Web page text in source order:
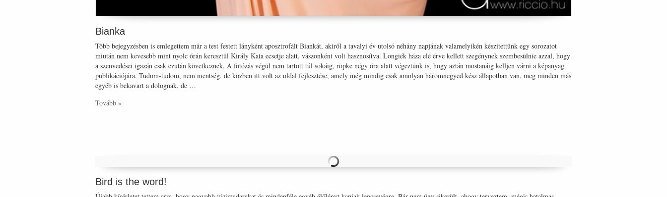
Bianka
Több bejegyzésben is emlegettem már a test festett lányként aposztrofált Biankát, akiről a tavalyi év utolsó néhány napjának valamelyikén készítettünk egy sorozatot
miután nem kevesebb mint nyolc órán keresztül Király Kata ecsetje alatt, vászonként volt hasznosítva. Longiék háza elé érve kellett szegénynek szembesülnie azzal, hogy
a szenvedései igazán csak ezután következnek. A fotózás végül nem tartott túl sokáig, röpke négy óra alatt végeztünk is, hogy aztán mostanáig kelljen várni a képanyag
publikációjára. Tudom-tudom, nem mentség, de közben itt volt az oldal fejlesztése, amely még mindig csak amolyan háromnegyed kész állapotban van, meg minden más
egyéb is bekavart a dolognak, de …
Tovább »
Bird is the word!